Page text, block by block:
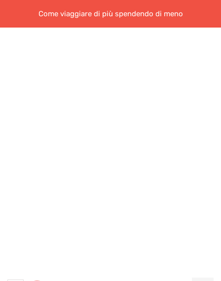
Come viaggiare di più spendendo di meno